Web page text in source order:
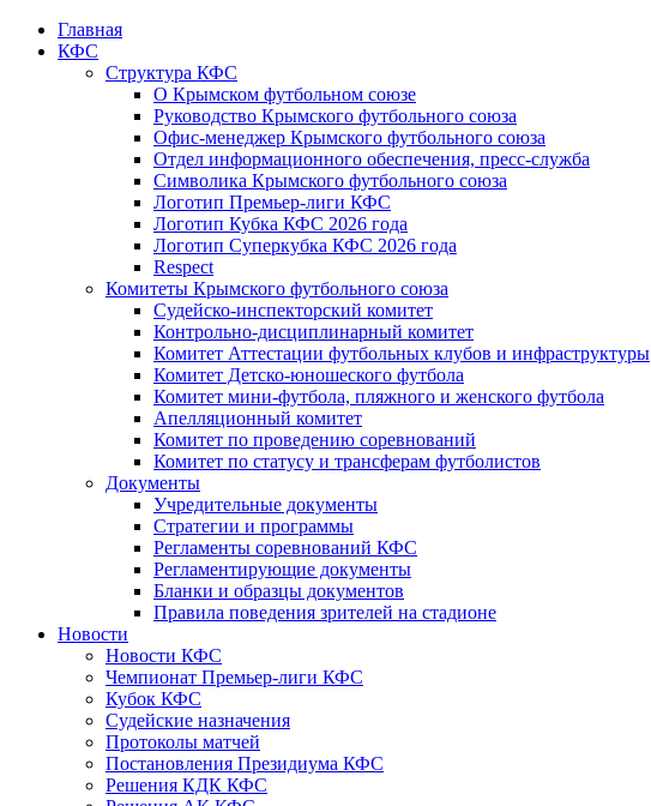
Главная
КФС
Структура КФС
О Крымском футбольном союзе
Руководство Крымского футбольного союза
Офис-менеджер Крымского футбольного союза
Отдел информационного обеспечения, пресс-служба
Символика Крымского футбольного союза
Логотип Премьер-лиги КФС
Логотип Кубка КФС 2026 года
Логотип Суперкубка КФС 2026 года
Respect
Комитеты Крымского футбольного союза
Судейско-инспекторский комитет
Контрольно-дисциплинарный комитет
Комитет Аттестации футбольных клубов и инфраструктуры
Комитет Детско-юношеского футбола
Комитет мини-футбола, пляжного и женского футбола
Апелляционный комитет
Комитет по проведению соревнований
Комитет по статусу и трансферам футболистов
Документы
Учредительные документы
Стратегии и программы
Регламенты соревнований КФС
Регламентирующие документы
Бланки и образцы документов
Правила поведения зрителей на стадионе
Новости
Новости КФС
Чемпионат Премьер-лиги КФС
Кубок КФС
Судейские назначения
Протоколы матчей
Постановления Президиума КФС
Решения КДК КФС